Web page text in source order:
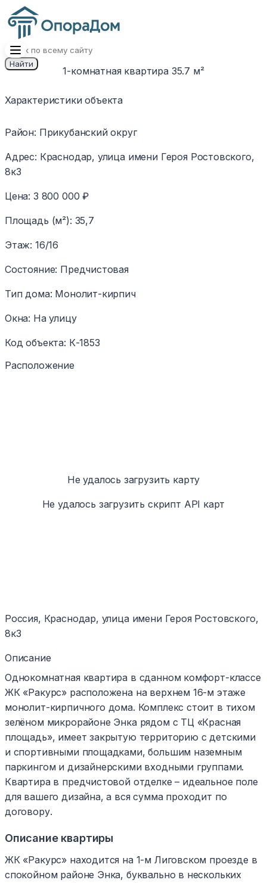
Найти
1-комнатная квартира 35.7 м²
недоступно
Характеристики объекта
Район: Прикубанский округ
Адрес: Краснодар, улица имени Героя Ростовского,
8к3
Цена: 3 800 000 ₽
Площадь (м²): 35,7
Этаж: 16/16
Состояние: Предчистовая
Тип дома: Монолит-кирпич
Окна: На улицу
Код объекта: К-1853
Расположение
Не удалось загрузить карту
Не удалось загрузить скрипт API карт
Россия, Краснодар, улица имени Героя Ростовского,
8к3
Описание
Однокомнатная квартира в сданном комфорт-классе
ЖК «Ракурс» расположена на верхнем 16-м этаже
монолит-кирпичного дома. Комплекс стоит в тихом
зелёном микрорайоне Энка рядом с ТЦ «Красная
площадь», имеет закрытую территорию с детскими
и спортивными площадками, большим наземным
паркингом и дизайнерскими входными группами.
Квартира в предчистовой отделке – идеальное поле
для вашего дизайна, а вся сумма проходит по
договору.
Описание квартиры
ЖК «Ракурс» находится на 1-м Лиговском проезде в
спокойном районе Энка, буквально в нескольких